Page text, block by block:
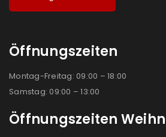
Öffnungszeiten
Montag-Freitag: 09:00 – 18:00
Samstag: 09:00 – 13:00
Öffnungszeiten